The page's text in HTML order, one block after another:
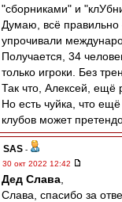
"сборниками" и
Думаю, всё правильно
упрочивали
Получается, 34
только игроки. Без
Так что, Алексей, ещё
Но есть чуйка, что
клубов может
SAS -
30 окт 2022 12:42
Дед Слава
Слава, спасибо за